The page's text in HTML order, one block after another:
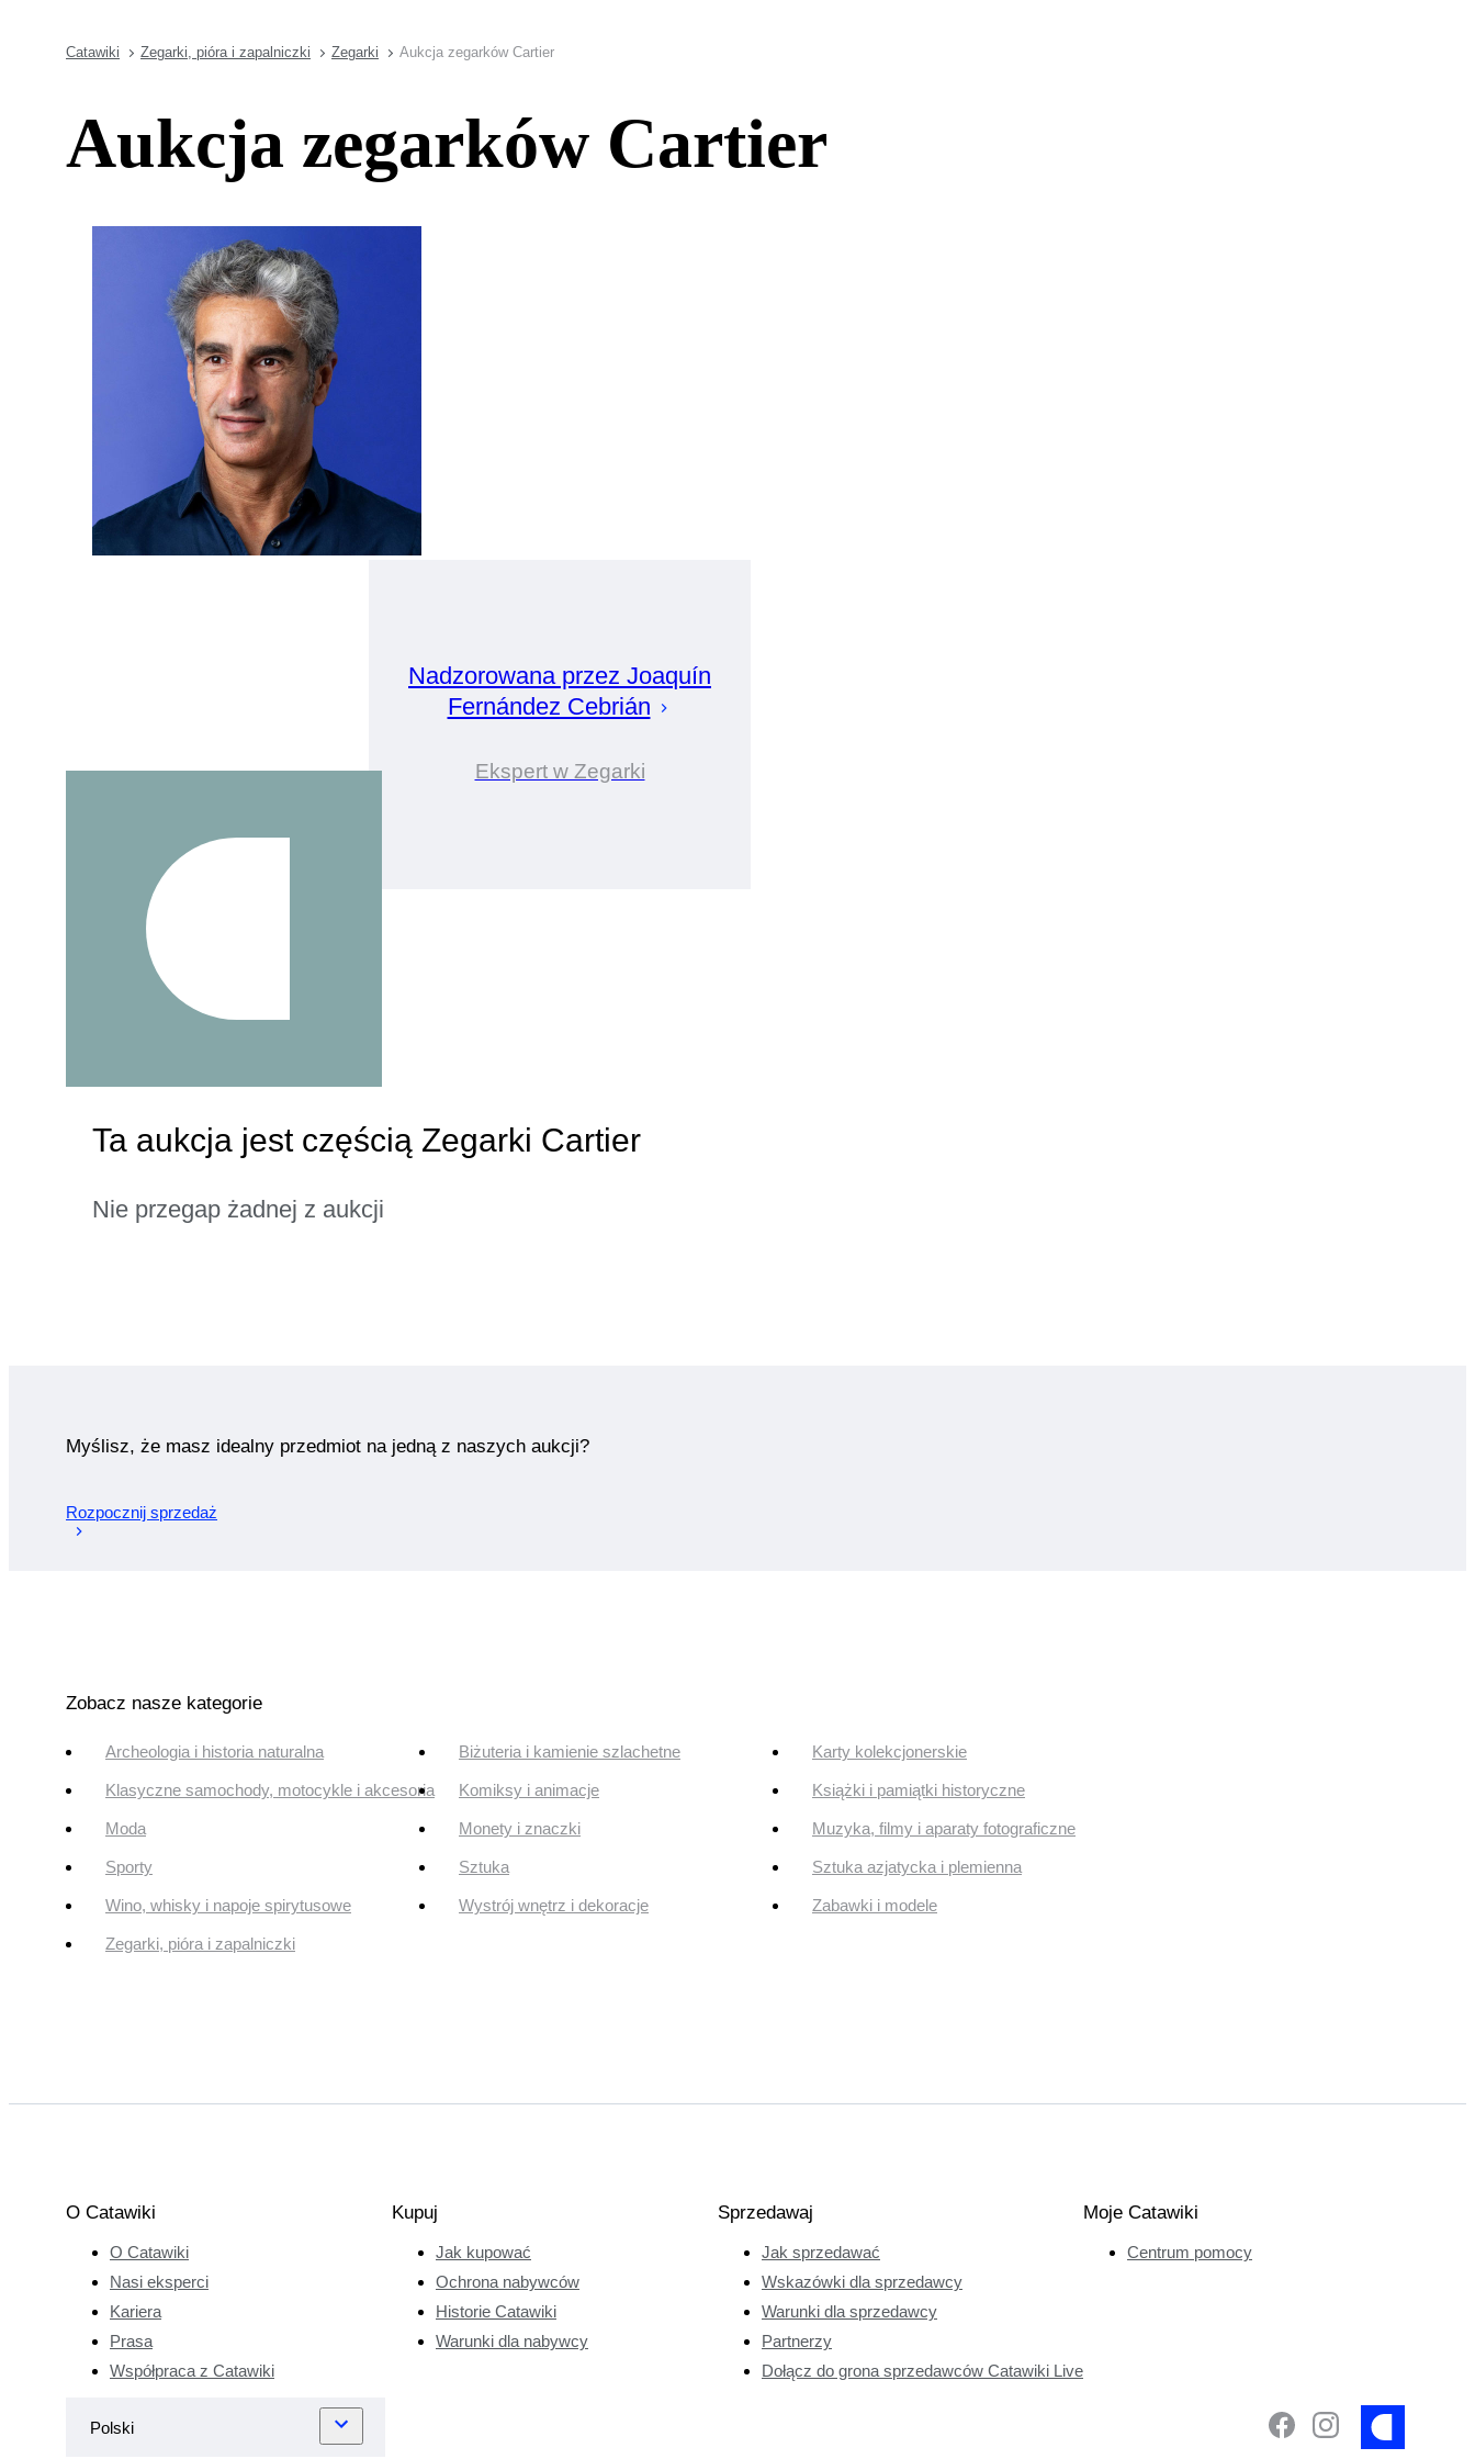
Catawiki Zegarki, pióra i zapalniczki Zegarki Aukcja zegarków Cartier
Aukcja zegarków Cartier
Nadzorowana przez Joaquín
Fernández Cebrián
Ekspert w Zegarki
Ta aukcja jest częścią Zegarki Cartier
Nie przegap żadnej z aukcji
Myślisz, że masz idealny przedmiot na jedną z naszych aukcji?
Rozpocznij sprzedaż
Zobacz nasze kategorie
Archeologia i historia naturalna Biżuteria i kamienie szlachetne Karty kolekcjonerskie
Klasyczne samochody, motocykle i akcesoria Komiksy i animacje Książki i pamiątki historyczne
Moda Monety i znaczki Muzyka, filmy i aparaty fotograficzne
Sporty Sztuka Sztuka azjatycka i plemienna
Wino, whisky i napoje spirytusowe Wystrój wnętrz i dekoracje Zabawki i modele
Zegarki, pióra i zapalniczki
O Catawiki
O Catawiki
Nasi eksperci
Kariera
Prasa
Współpraca z Catawiki
Kupuj
Jak kupować
Ochrona nabywców
Historie Catawiki
Warunki dla nabywcy
Sprzedawaj
Jak sprzedawać
Wskazówki dla sprzedawcy
Warunki dla sprzedawcy
Partnerzy
Dołącz do grona sprzedawców Catawiki Live
Moje Catawiki
Centrum pomocy